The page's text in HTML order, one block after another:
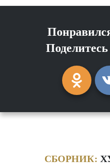
СБОРНИК: